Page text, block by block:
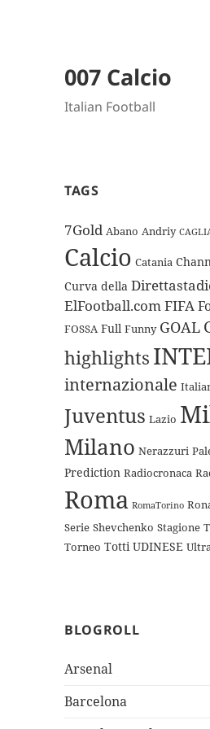
007 Calcio
Italian Football
TAGS
7Gold Abano Andriy
Calcio Catania
Curva della
ElFootball.comFIFA
FOSSA Full Funny GOAL
highlights
internazionale
Juventus Lazio
Milano Nerazzuri
Prediction Radiocronaca
Roma RomaTorino
Serie Shevchenko Stagione
Torneo Totti UDINESE
BLOGROLL
Arsenal
Barcelona